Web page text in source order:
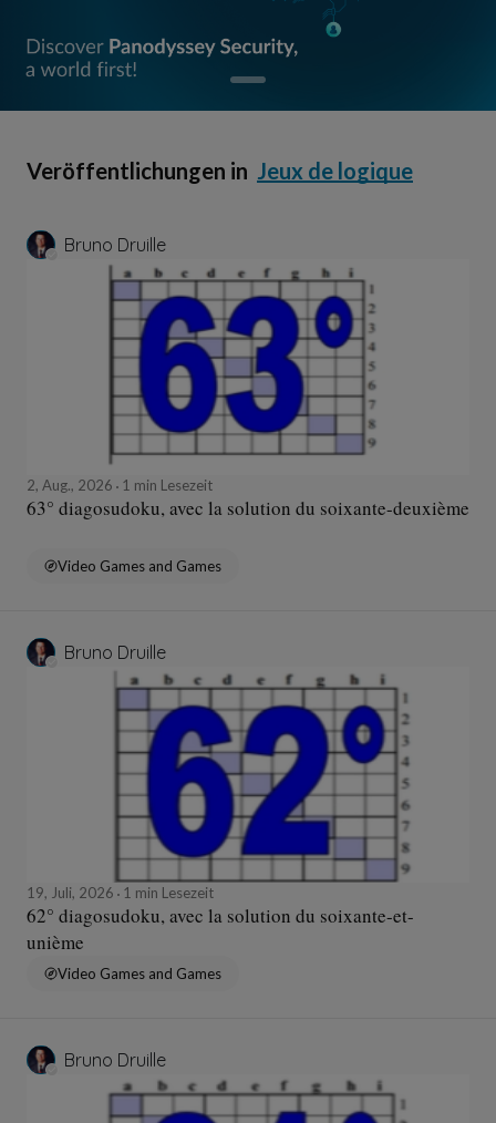
Veröffentlichungen in Jeux de logique
Bruno Druille
2, Aug., 2026 1 min Lesezeit
63° diagosudoku, avec la solution du soixante-deuxième
Video Games and Games
Bruno Druille
19, Juli, 2026 1 min Lesezeit
62° diagosudoku, avec la solution du soixante-et-
unième
Video Games and Games
Bruno Druille